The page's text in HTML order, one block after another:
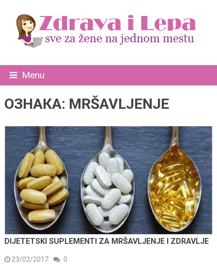
Menu
ОЗНАКА: MRŠAVLJENJE
DIJETETSKI SUPLEMENTI ZA MRŠAVLJENJE I ZDRAVLJE
23/02/2017 0